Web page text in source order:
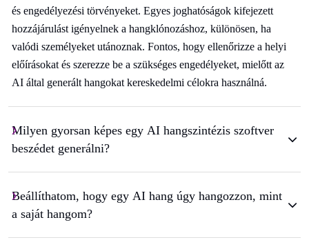
és engedélyezési törvényeket. Egyes joghatóságok kifejezett
hozzájárulást igényelnek a hangklónozáshoz, különösen, ha
valódi személyeket utánoznak. Fontos, hogy ellenőrizze a helyi
előírásokat és szerezze be a szükséges engedélyeket, mielőtt az
AI által generált hangokat kereskedelmi célokra használná.
Milyen gyorsan képes egy AI hangszintézis szoftver
beszédet generálni?
Beállíthatom, hogy egy AI hang úgy hangozzon, mint
a saját hangom?